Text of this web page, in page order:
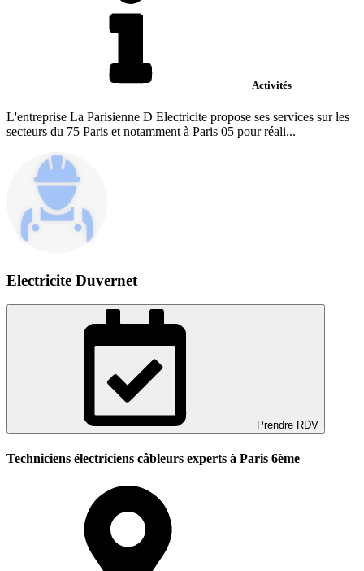
Activités
L'entreprise La Parisienne D Electricite propose ses services sur les
secteurs du 75 Paris et notamment à Paris 05 pour réali...
Electricite Duvernet
Prendre RDV
Techniciens électriciens câbleurs experts à Paris 6ème